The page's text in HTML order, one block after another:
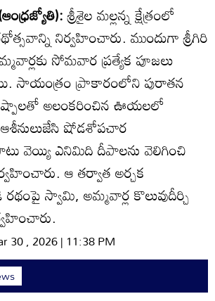
శ్రీశైల మల్లన్న క్షేత్రంలో
నిర్వహించారు. ముందుగా శ్రీగిరి
సోమవార ప్రత్యేక పూజలు
సాయంత్రం ప్రాకారంలోని పురాతన
అలంకరించిన ఊయలలో
షోడశోపచార
వెయ్యి ఎనిమిది దీపాలను వెలిగించి
ఆ తర్వాత అర్చక
రథంపై స్వామి, అమ్మవార్ల కొలువుదీర్చి
30 , 2026 | 11:38 PM